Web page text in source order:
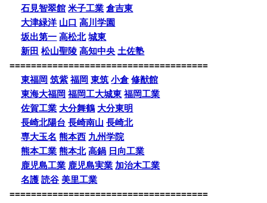
石見智翠館 米子工業 倉吉東
大津緑洋 山口 高川学園
坂出第一 高松北 城東
新田 松山聖陵 高知中央 土佐塾
=====================================
東福岡 筑紫 福岡 東筑 小倉 修猷館
東海大福岡 福岡工大城東 福岡工業
佐賀工業 大分舞鶴 大分東明
長崎北陽台 長崎南山 長崎北
専大玉名 熊本西 九州学院
熊本工業 熊本北 高鍋 日向工業
鹿児島工業 鹿児島実業 加治木工業
名護 読谷 美里工業
=====================================